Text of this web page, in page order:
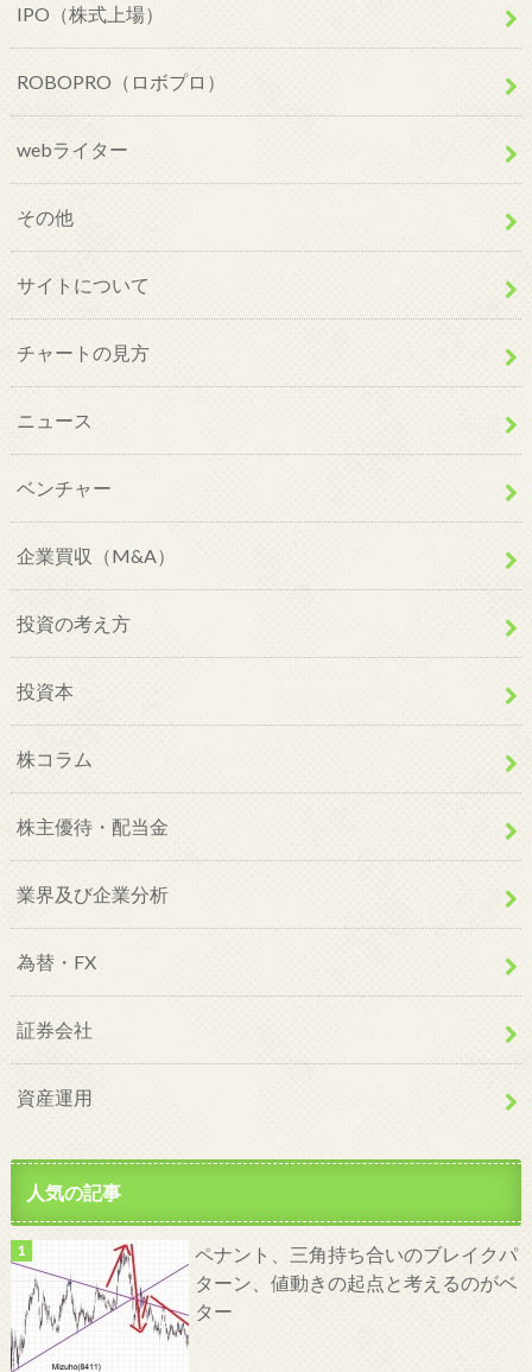
IPO（株式上場）
ROBOPRO（ロボプロ）
webライター
その他
サイトについて
チャートの見方
ニュース
ベンチャー
企業買収（M&A）
投資の考え方
投資本
株コラム
株主優待・配当金
業界及び企業分析
為替・FX
証券会社
資産運用
人気の記事
ペナント、三角持ち合いのブレイクパ
ターン、値動きの起点と考えるのがベ
ター